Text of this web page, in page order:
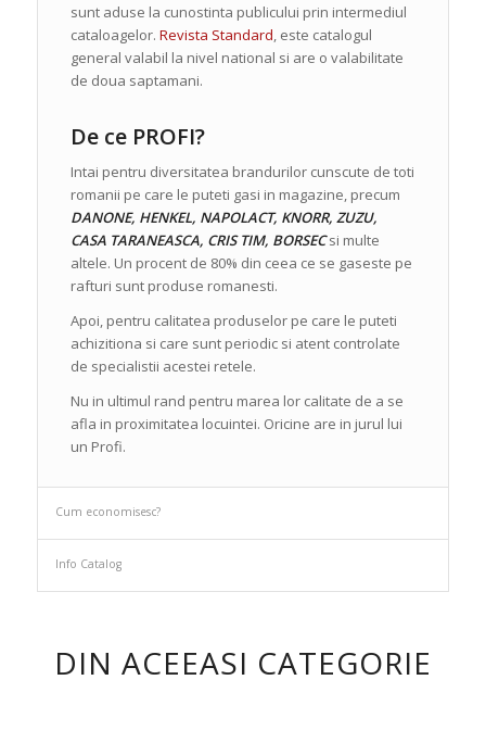
sunt aduse la cunostinta publicului prin intermediul
cataloagelor. Revista Standard, este catalogul
general valabil la nivel national si are o valabilitate
de doua saptamani.
De ce PROFI?
Intai pentru diversitatea brandurilor cunscute de toti
romanii pe care le puteti gasi in magazine, precum
DANONE, HENKEL, NAPOLACT, KNORR, ZUZU,
CASA TARANEASCA, CRIS TIM, BORSECsi multe
altele. Un procent de 80% din ceea ce se gaseste pe
rafturi sunt produse romanesti.
Apoi, pentru calitatea produselor pe care le puteti
achizitiona si care sunt periodic si atent controlate
de specialistii acestei retele.
Nu in ultimul rand pentru marea lor calitate de a se
afla in proximitatea locuintei. Oricine are in jurul lui
un Profi.
Cum economisesc?
Info Catalog
DIN ACEEASI CATEGORIE